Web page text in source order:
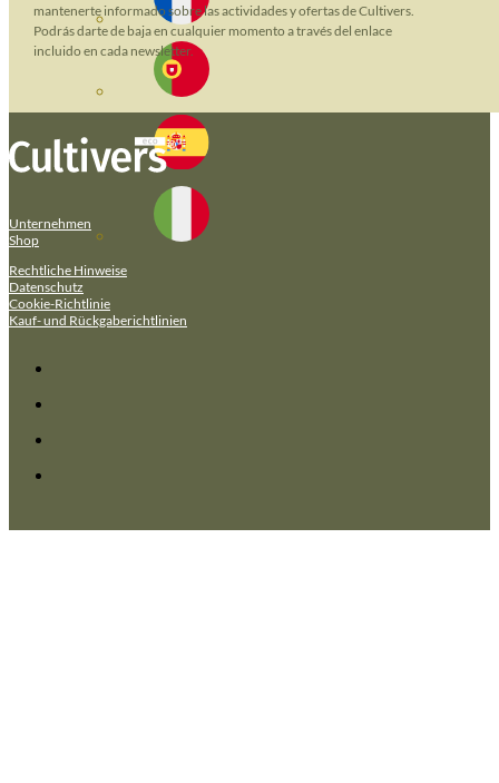
mantenerte informado sobre las actividades y ofertas de Cultivers.
Podrás darte de baja en cualquier momento a través del enlace
incluido en cada newsletter.
Unternehmen
Shop
Rechtliche Hinweise
Datenschutz
Cookie-Richtlinie
Kauf- und Rückgaberichtlinien